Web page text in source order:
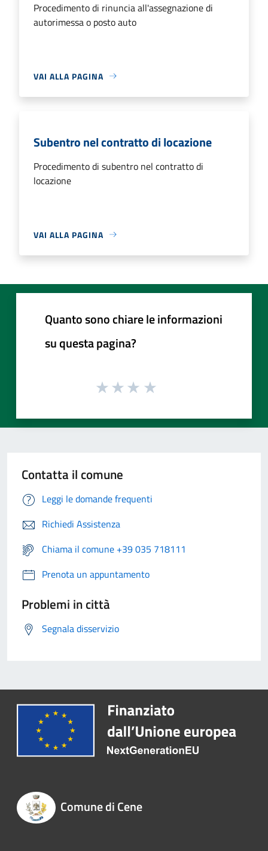
Procedimento di rinuncia all'assegnazione di
autorimessa o posto auto
VAI ALLA PAGINA
Subentro nel contratto di locazione
Procedimento di subentro nel contratto di
locazione
VAI ALLA PAGINA
Quanto sono chiare le informazioni
su questa pagina?
Contatta il comune
Leggi le domande frequenti
Richiedi Assistenza
Chiama il comune +39 035 718111
Prenota un appuntamento
Problemi in città
Segnala disservizio
Comune di Cene